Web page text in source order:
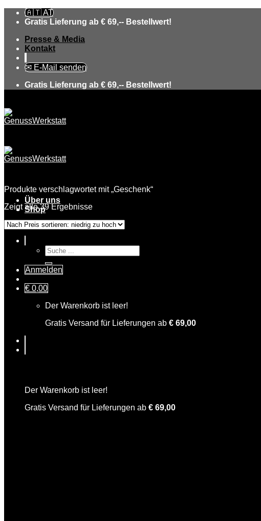
Skip
🇦🇹 AT
Gratis Lieferung ab € 69,-- Bestellwert!
Presse & Media
Kontakt
✉ E-Mail senden
Gratis Lieferung ab € 69,-- Bestellwert!
Über uns
Shop
Suche
nach:
Anmelden
€ 0,00
Der Warenkorb ist leer!
Gratis Versand für Lieferungen ab € 69,00
Der Warenkorb ist leer!
Gratis Versand für Lieferungen ab € 69,00
Produkte verschlagwortet mit „Geschenk“
Zeigt alle 39 Ergebnisse